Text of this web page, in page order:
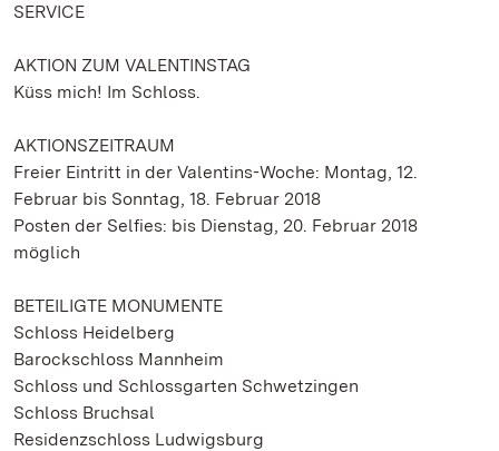
SERVICE
AKTION ZUM VALENTINSTAG
Küss mich! Im Schloss.
AKTIONSZEITRAUM
Freier Eintritt in der Valentins-Woche: Montag, 12.
Februar bis Sonntag, 18. Februar 2018
Posten der Selfies: bis Dienstag, 20. Februar 2018
möglich
BETEILIGTE MONUMENTE
Schloss Heidelberg
Barockschloss Mannheim
Schloss und Schlossgarten Schwetzingen
Schloss Bruchsal
Residenzschloss Ludwigsburg